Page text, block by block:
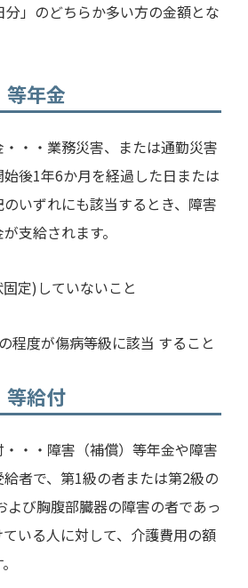
分」のどちらか多い方の金額とな
等年金
・・業務災害、または通勤災害
始後1年6か月を経過した日または
いずれにも該当するとき、障害
支給されます。
定)していないこと
程度が傷病等級に該当 すること
等給付
・・障害（補償）等年金や障害
給者で、第1級の者または第2級の
よび胸腹部臓器の障害の者であっ
いる人に対して、介護費用の額